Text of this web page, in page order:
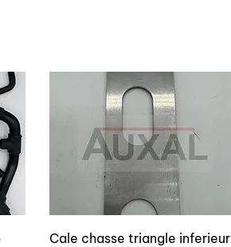
Cale chasse triangle inferieur